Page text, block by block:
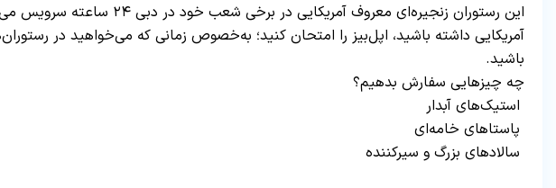
این رستوران‌ زنجیره‌ای معروف
آمریکایی داشته باشید، اپل‌بیز را امتحان کنید؛ به‌خصوص زمانی که می‌خواهید در
باشید.
چه چیزهایی سفارش بدهیم؟
استیک‌های آبدار
پاستاهای خامه‌ای
سالادهای بزرگ و سیرکننده